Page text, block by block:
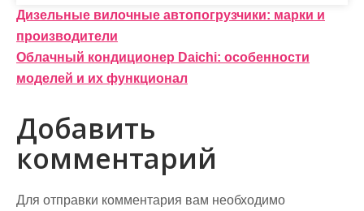
Н
а
в
и
г
а
ц
Дизельные вилочные автопогрузчики: марки и
производители
Облачный кондиционер Daichi: особенности
моделей и их функционал
Добавить
комментарий
Для отправки комментария вам необходимо